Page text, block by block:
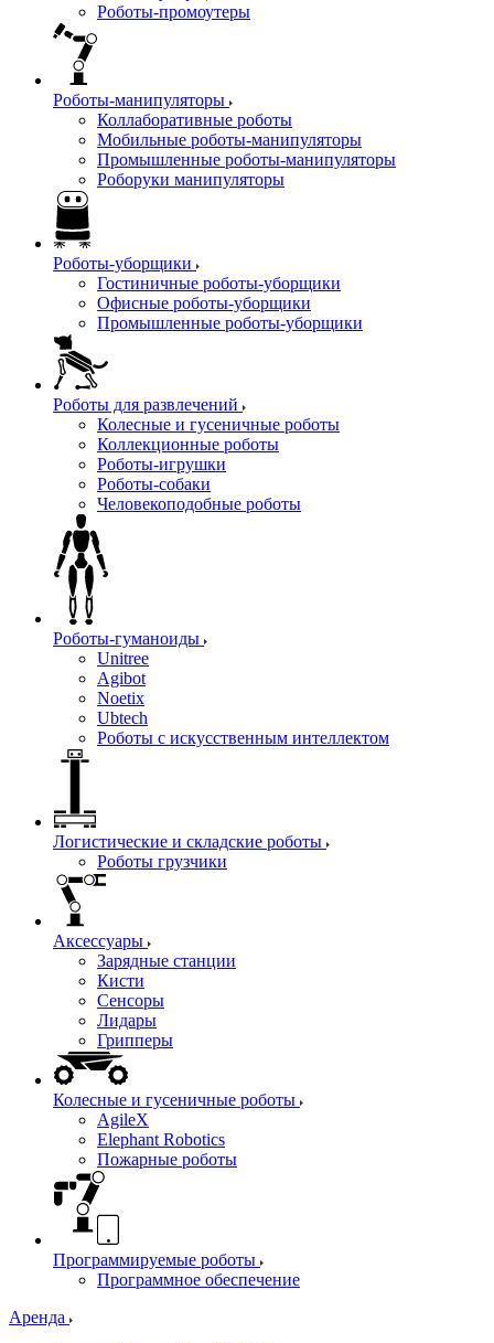
Роботы-промоутеры
Роботы-манипуляторы
Коллаборативные роботы
Мобильные роботы-манипуляторы
Промышленные роботы-манипуляторы
Роборуки манипуляторы
Роботы-уборщики
Гостиничные роботы-уборщики
Офисные роботы-уборщики
Промышленные роботы-уборщики
Роботы для развлечений
Колесные и гусеничные роботы
Коллекционные роботы
Роботы-игрушки
Роботы-собаки
Человекоподобные роботы
Роботы-гуманоиды
Unitree
Agibot
Noetix
Ubtech
Роботы с искусственным интеллектом
Логистические и складские роботы
Роботы грузчики
Аксессуары
Зарядные станции
Кисти
Сенсоры
Лидары
Грипперы
Колесные и гусеничные роботы
AgileX
Elephant Robotics
Пожарные роботы
Программируемые роботы
Программное обеспечение
Аренда